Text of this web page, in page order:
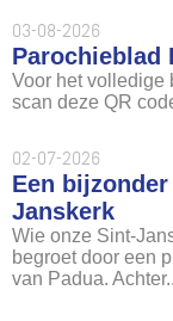
03-08-2026
Parochieblad
Voor het volledige
scan deze QR
02-07-2026
Een
Janskerk
Wie onze Sint-
begroet door een
van Padua.